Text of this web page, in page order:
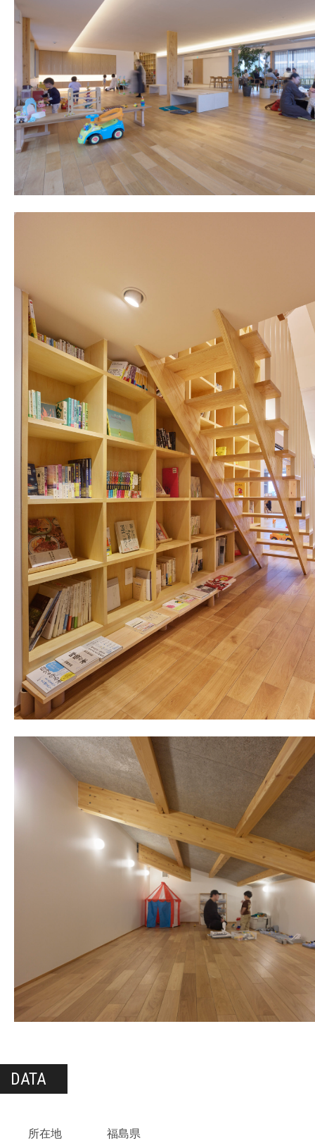
DATA
所在地 福島県